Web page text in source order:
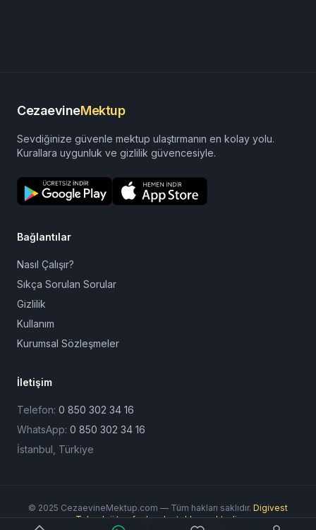
CezaevineMektup
Sevdiğinize güvenle mektup ulaştırmanın en kolay yolu.
Kurallara uygunluk ve gizlilik güvencesiyle.
Bağlantılar
Nasıl Çalışır?
Sıkça Sorulan Sorular
Gizlilik
Kullanım
Kurumsal Sözleşmeler
İletişim
Telefon: 0 850 302 34 16
WhatsApp: 0 850 302 34 16
İstanbul, Türkiye
© 2025 CezaevineMektup.com — Tüm hakları saklıdır. Digivest
Teknoloji tarafından desteklenmektedir.